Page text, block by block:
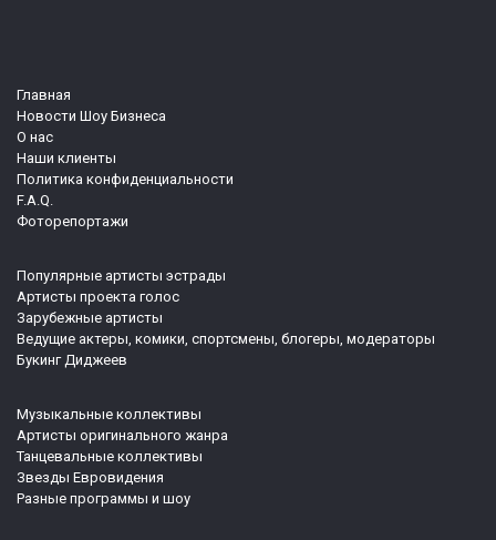
Главная
Новости Шоу Бизнеса
О нас
Наши клиенты
Политика конфиденциальности
F.A.Q.
Фоторепортажи
Популярные артисты эстрады
Артисты проекта голос
Зарубежные артисты
Ведущие актеры, комики, спортсмены, блогеры, модераторы
Букинг Диджеев
Музыкальные коллективы
Артисты оригинального жанра
Танцевальные коллективы
Звезды Евровидения
Разные программы и шоу